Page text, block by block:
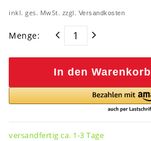
inkl. ges. MwSt. zzgl. Versandkosten
Menge:
In den Warenkorb
versandfertig ca. 1-3 Tage